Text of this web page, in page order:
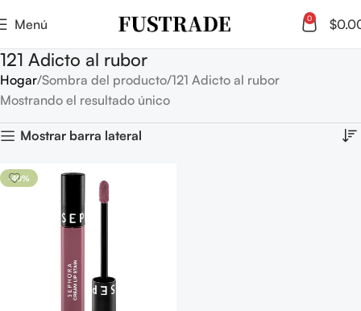
Menú 0 $
121 Adicto al rubor
Hogar Sombra del producto 121 Adicto al rubor
Mostrando el resultado único
Mostrar barra lateral
-40%